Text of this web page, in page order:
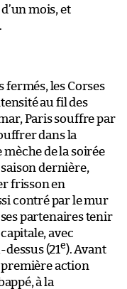
mois, et
fermés, les Corses
au fil des
Paris souffre par
dans la
de la soirée
dernière,
frisson en
contré par le mur
partenaires tenir
avec
(21e). Avant
première action
à la